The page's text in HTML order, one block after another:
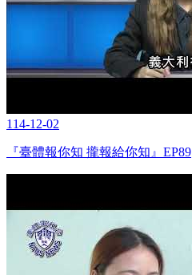
114-12-02
『臺體報你知 攏報給你知』EP89